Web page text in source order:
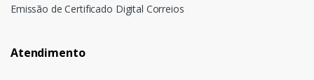
Emissão de Certificado Digital Correios
Atendimento